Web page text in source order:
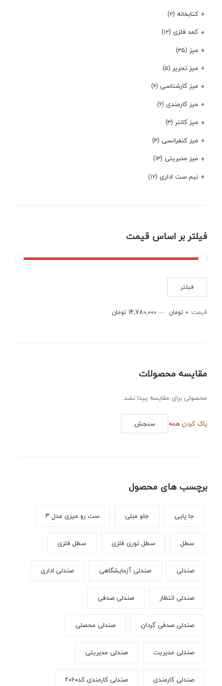
کتابخانه (۲)
کمد فلزی (۱۲)
میز (۳۵)
میز تحریر (۵)
میز کارشناسی (۶)
میز کارمندی (۶)
میز کانتر (۳)
میز کنفرانسی (۴)
میز مدیریتی (۱۳)
نیم ست اداری (۱۲)
فیلتر بر اساس قیمت
فیلتر
قیمت: 0 تومان — 14,780,000 تومان
مقایسه محصولات
محصولی برای مقایسه پیدا نشد.
پاک کردن همه سنجش
برچسب های محصول
جا پایی جلو مبلی ست رو میزی مدل ۳
سطل سطل توری فلزی سطل فلزی
صندلی صندلی آزمایشگاهی صندلی اداری
صندلی انتظار صندلی صدفی
صندلی صدفی گردان صندلی محصلی
صندلی مدیریت صندلی مدیریتی
صندلی کارمندی صندلی کارمندی کد۲۰۶۰